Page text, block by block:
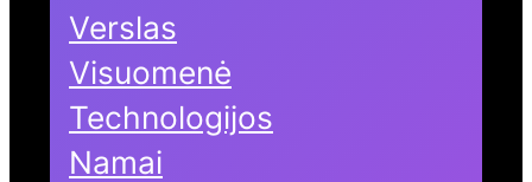
Verslas
Visuomenė
Technologijos
Namai